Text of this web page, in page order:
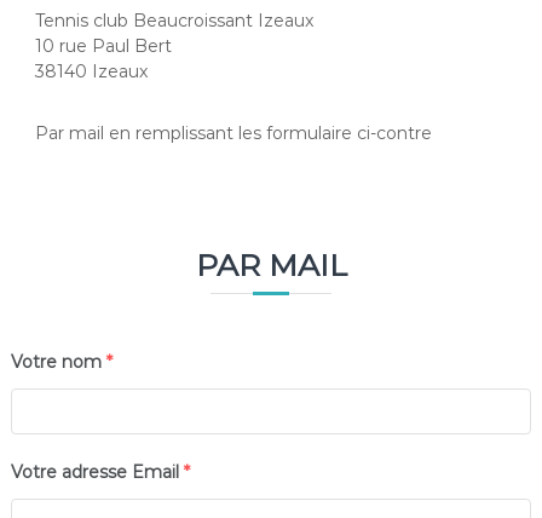
Tennis club Beaucroissant Izeaux
10 rue Paul Bert
38140 Izeaux
Par mail en remplissant les formulaire ci-contre
PAR MAIL
Votre nom *
Votre adresse Email *